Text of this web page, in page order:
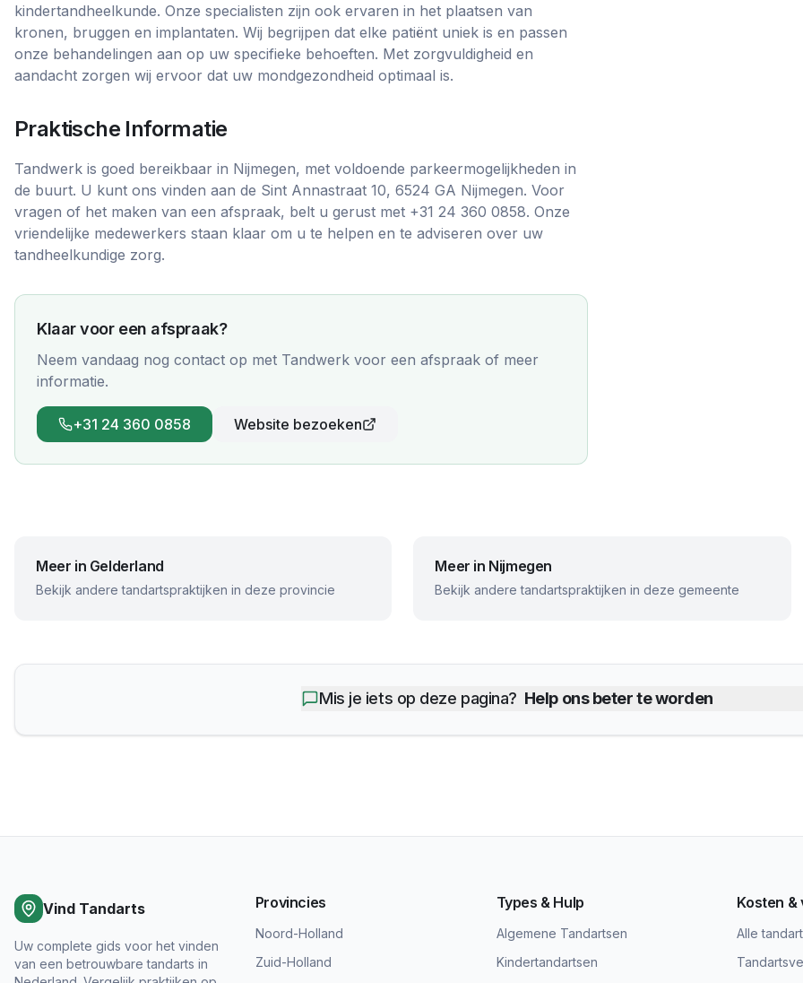
kindertandheelkunde. Onze specialisten zijn ook ervaren in het plaatsen van
kronen, bruggen en implantaten. Wij begrijpen dat elke patiënt uniek is en passen
onze behandelingen aan op uw specifieke behoeften. Met zorgvuldigheid en
aandacht zorgen wij ervoor dat uw mondgezondheid optimaal is.
Praktische Informatie
Tandwerk is goed bereikbaar in Nijmegen, met voldoende parkeermogelijkheden in
de buurt. U kunt ons vinden aan de Sint Annastraat 10, 6524 GA Nijmegen. Voor
vragen of het maken van een afspraak, belt u gerust met +31 24 360 0858. Onze
vriendelijke medewerkers staan klaar om u te helpen en te adviseren over uw
tandheelkundige zorg.
Klaar voor een afspraak?
Neem vandaag nog contact op met Tandwerk voor een afspraak of meer
informatie.
+31 24 360 0858 Website bezoeken
Meer in Gelderland
Bekijk andere tandartspraktijken in deze provincie
Meer in Nijmegen
Bekijk andere tandartspraktijken in deze gemeente
Mis je iets op deze pagina? Help ons beter te worden
Vind Tandarts
Uw complete gids voor het vinden
van een betrouwbare tandarts in
Provincies
Noord-Holland
Zuid-Holland
Types & Hulp
Algemene Tandartsen
Kindertandartsen
Kosten &
Alle